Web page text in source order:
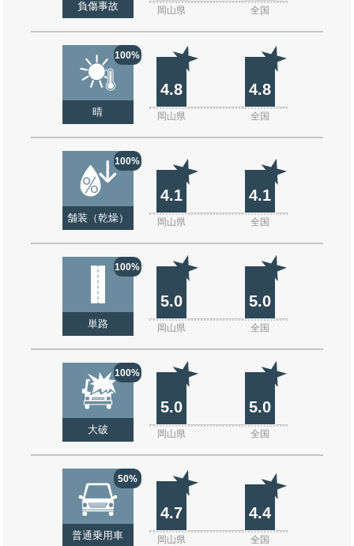
負傷事故 岡山県 全国
100%
晴
4.8 4.8
岡山県 全国
100%
舗装（乾燥）
4.1 4.1
岡山県 全国
100%
単路
5.0 5.0
岡山県 全国
100%
大破
5.0 5.0
岡山県 全国
50%
普通乗用車
4.7 4.4
岡山県 全国